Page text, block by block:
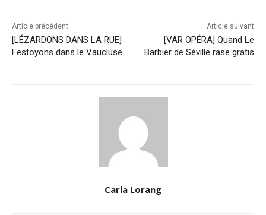
Article précédent
[LÉZARDONS DANS LA RUE]
Festoyons dans le Vaucluse
Article suivant
[VAR OPÉRA] Quand Le
Barbier de Séville rase gratis
Carla Lorang